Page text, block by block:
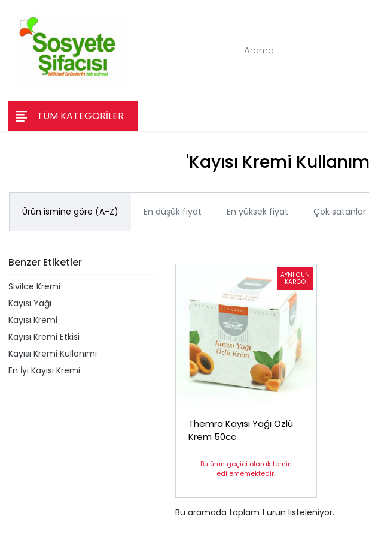
TÜM KATEGORİLER
'Kayısı Kremi
Ürün ismine göre (A-Z) En düşük fiyat En yüksek fiyat Çok satanlar
Benzer Etiketler
Sivilce Kremi
Kayısı Yağı
Kayısı Kremi
Kayısı Kremi Etkisi
Kayısı Kremi Kullanımı
En İyi Kayısı Kremi
Themra Kayısı Yağı Özlü
Krem 50cc
Bu ürün geçici olarak temin
edilememektedir.
Bu aramada toplam 1 ürün listeleniyor.